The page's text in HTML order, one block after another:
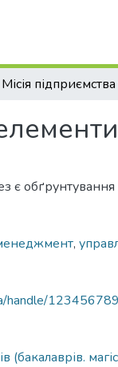
обґрунтування
,
handle/
(бакалаврів.